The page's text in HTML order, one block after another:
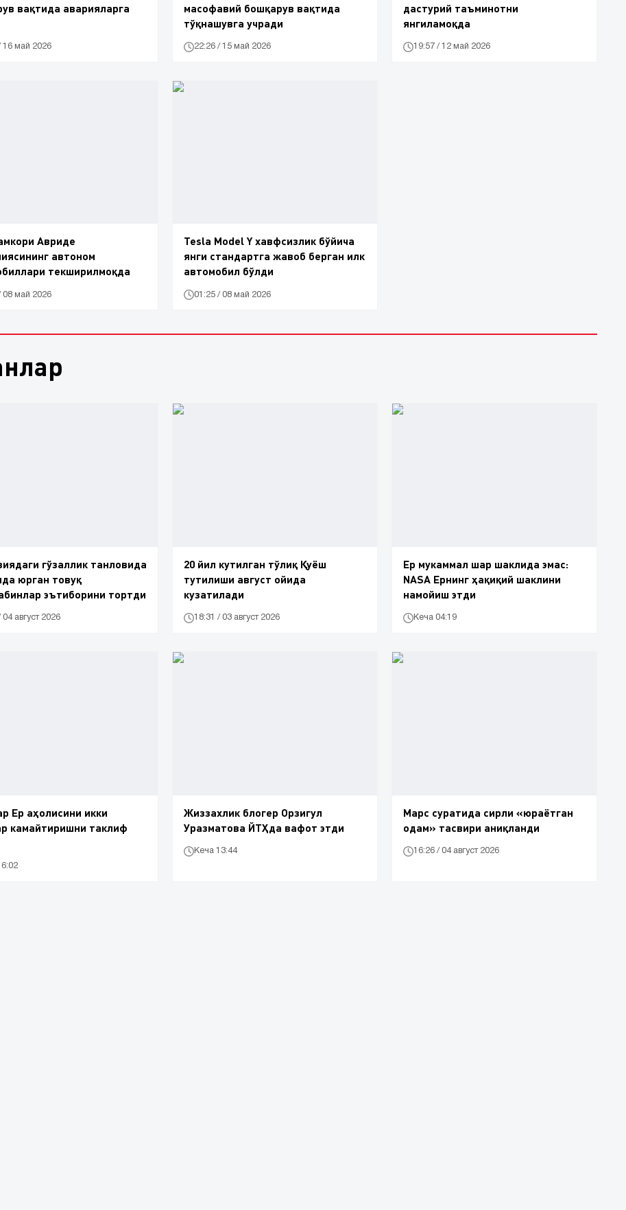
вақтида аварияларга
16 май 2026
масофавий бошқарув вақтида
тўқнашувга учради
22:26 / 15 май 2026
дастурий таъминотни
янгиламоқда
19:57 / 12 май 2026
Авриде
автоном
текширилмоқда
08 май 2026
Tesla Model Y хавфсизлик бўйича
янги стандартга жавоб берган илк
автомобил бўлди
01:25 / 08 май 2026
гўзаллик танловида
юрган товуқ
эътиборини тортди
04 август 2026
20 йил кутилган тўлиқ Қуёш
тутилиши август ойида
кузатилади
18:31 / 03 август 2026
Ер мукаммал шар шаклида эмас:
NASA Ернинг ҳақиқий шаклини
намойиш этди
Кеча 04:19
Ер аҳолисини икки
камайтиришни таклиф
Жиззахлик блогер Орзигул
Уразматова ЙТҲда вафот этди
Кеча 13:44
Марс суратида сирли «юраётган
одам» тасвири аниқланди
16:26 / 04 август 2026